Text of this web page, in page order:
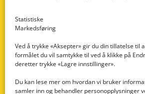
Statistiske
Markedsføring
Ved å trykke «Aksepter» gir du din tillatelse til
formålet du vil samtykke til ved å klikke på
deretter trykke «Lagre innstillinger».
Du kan lese mer om hvordan vi bruker
samler inn og behandler personopplysninger
Nedre Nøttveit 60,